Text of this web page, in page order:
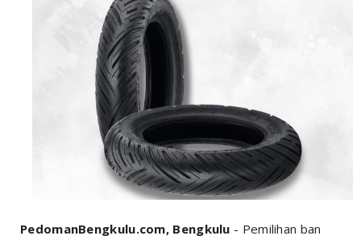
PedomanBengkulu.com, Bengkulu - Pemilihan ban